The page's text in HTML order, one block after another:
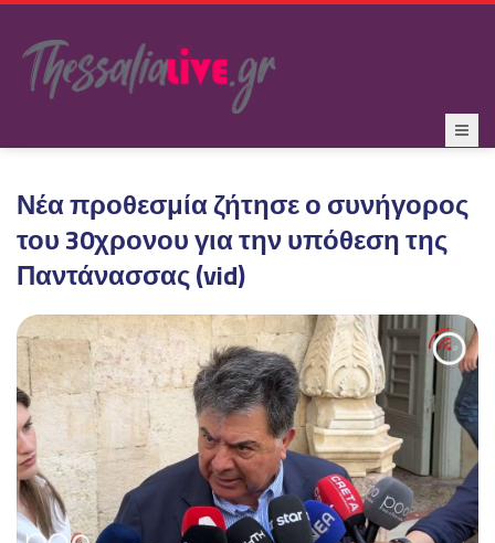
Νέα προθεσμία ζήτησε ο συνήγορος
του 30χρονου για την υπόθεση της
Παντάνασσας (vid)